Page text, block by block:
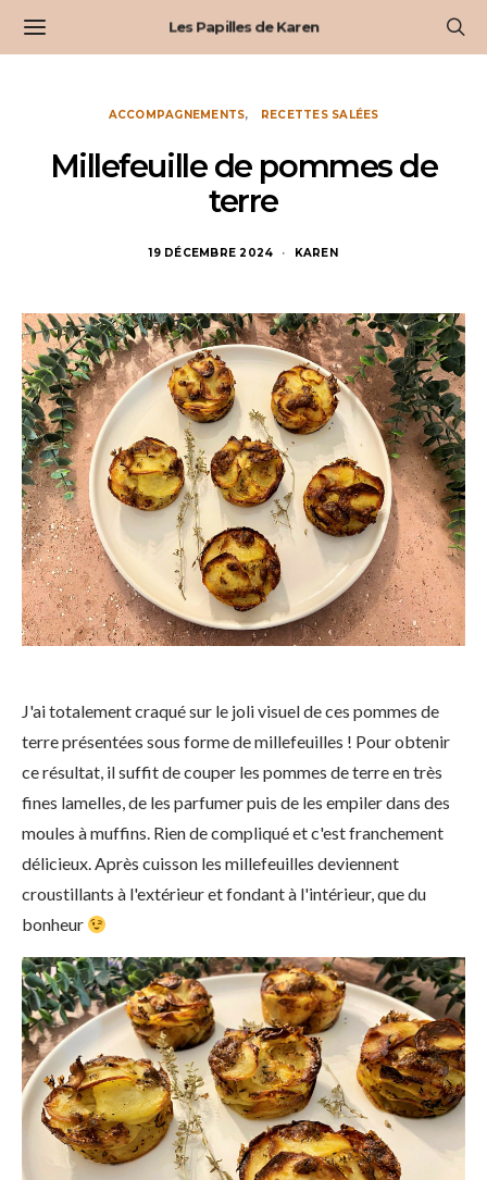
Les Papilles de Karen
ACCOMPAGNEMENTS RECETTES SALÉES
Millefeuille de pommes de
terre
19 DÉCEMBRE 2024 KAREN
J'ai totalement craqué sur le joli visuel de ces pommes de
terre présentées sous forme de millefeuilles ! Pour obtenir
ce résultat, il suffit de couper les pommes de terre en très
fines lamelles, de les parfumer puis de les empiler dans des
moules à muffins. Rien de compliqué et c'est franchement
délicieux. Après cuisson les millefeuilles deviennent
croustillants à l'extérieur et fondant à l'intérieur, que du
bonheur